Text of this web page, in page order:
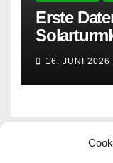
Erste
16. JUNI 2026